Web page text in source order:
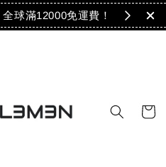
球滿12000免運費！